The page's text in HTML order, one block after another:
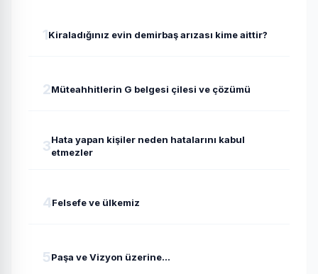
1Kiraladığınız evin demirbaş arızası kime aittir?
2Müteahhitlerin G belgesi çilesi ve çözümü
3Hata yapan kişiler neden hatalarını kabul
etmezler
4Felsefe ve ülkemiz
5Paşa ve Vizyon üzerine...